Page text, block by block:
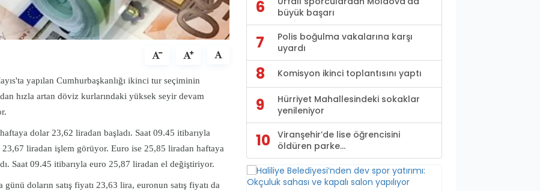
yapılan Cumhurbaşkanlığı ikinci tur seçiminin
hızla artan döviz kurlarındaki yüksek seyir devam
dolar 23,62 liradan başladı. Saat 09.45 itibarıyla
23,67 liradan işlem görüyor. Euro ise 25,85 liradan haftaya
Saat 09.45 itibarıyla euro 25,87 liradan el değiştiriyor.
günü doların satış fiyatı 23,63 lira, euronun satış fiyatı da
6
büyük başarı
7
Polis boğulma vakalarına karşı
uyardı
8 Komisyon ikinci toplantısını yaptı
9
Hürriyet Mahallesindeki sokaklar
yenileniyor
10 Viranşehir’de lise öğrencisini
öldüren parke...